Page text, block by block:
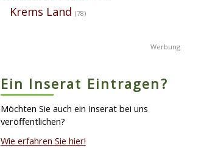
Krems Land (78)
Ein Inserat Eintragen?
Möchten Sie auch ein Inserat bei uns
veröffentlichen?
Wie erfahren Sie hier!